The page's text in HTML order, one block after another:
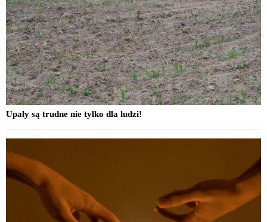
Upały są trudne nie tylko dla ludzi!